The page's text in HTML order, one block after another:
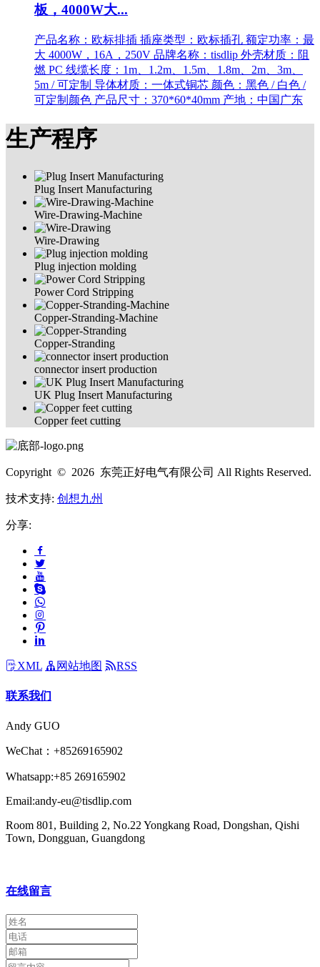
板，4000W大...
产品名称：欧标排插 插座类型：欧标插孔 额定功率：最
大 4000W，16A，250V 品牌名称：tisdlip 外壳材质：阻
燃 PC 线缆长度：1m、1.2m、1.5m、1.8m、2m、3m、
5m / 可定制 导体材质：一体式铜芯 颜色：黑色 / 白色 /
可定制颜色 产品尺寸：370*60*40mm 产地：中国广东
生产程序
Plug Insert Manufacturing
Wire-Drawing-Machine
Wire-Drawing
Plug injection molding
Power Cord Stripping
Copper-Stranding-Machine
Copper-Stranding
connector insert production
UK Plug Insert Manufacturing
Copper feet cutting
Copyright © 2026 东莞正好电气有限公司 All Rights Reserved.
技术支持: 创想九州
分享:
XML 网站地图 RSS
联系我们
Andy GUO
WeChat：+85269165902
Whatsapp:+85 269165902
Email:andy-eu@tisdlip.com
Room 801, Building 2, No.22 Yongkang Road, Dongshan, Qishi
Town, Dongguan, Guangdong
在线留言